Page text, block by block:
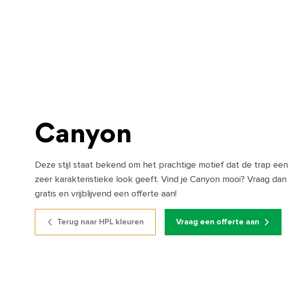
Canyon
Deze stijl staat bekend om het prachtige motief dat de trap een
zeer karakteristieke look geeft. Vind je Canyon mooi? Vraag dan
gratis en vrijblijvend een offerte aan!
Terug naar HPL kleuren Vraag een offerte aan